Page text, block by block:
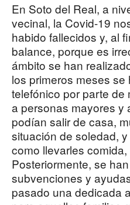
En Soto del Real, a
vecinal, la Covid-19
habido fallecidos y, al
balance, porque es
ámbito se han
los primeros meses
telefónico por parte de
a personas mayores y
podían salir de casa,
situación de soledad,
como llevarles
Posteriormente, se
subvenciones y
pasado una dedicada